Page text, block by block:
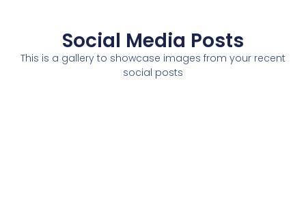
Social Media Posts
This is a gallery to showcase images from your recent
social posts